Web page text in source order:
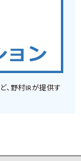
、野村IRが提供す